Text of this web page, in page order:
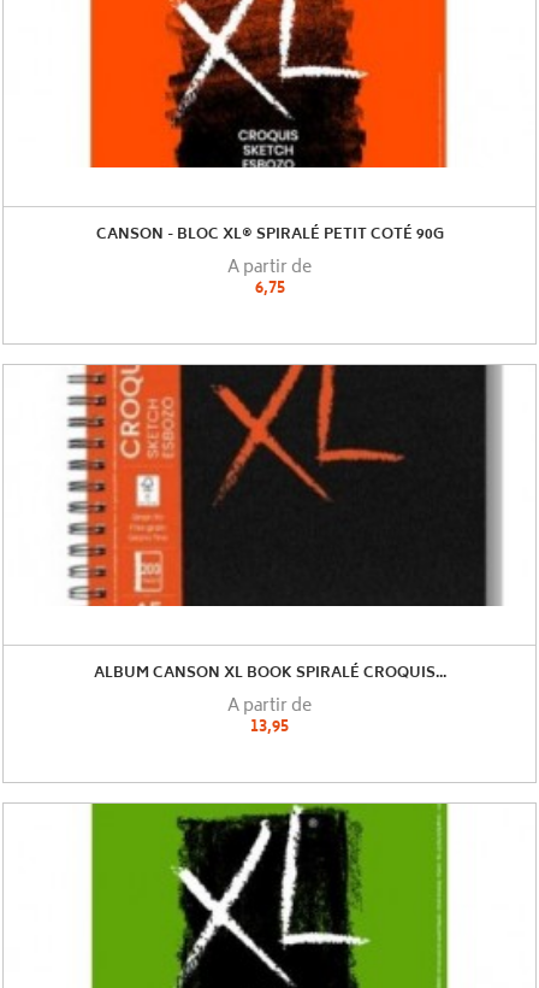
CANSON - BLOC XL® SPIRALÉ PETIT COTÉ 90G
A partir de
6,75
ALBUM CANSON XL BOOK SPIRALÉ CROQUIS...
A partir de
13,95